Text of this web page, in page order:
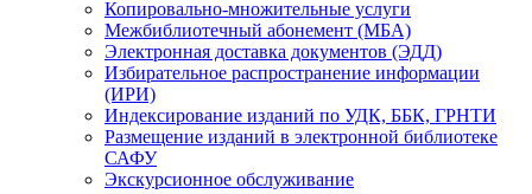
Копировально-множительные услуги
Межбиблиотечный абонемент (МБА)
Электронная доставка документов (ЭДД)
Избирательное распространение информации
(ИРИ)
Индексирование изданий по УДК, ББК, ГРНТИ
Размещение изданий в электронной библиотеке
САФУ
Экскурсионное обслуживание